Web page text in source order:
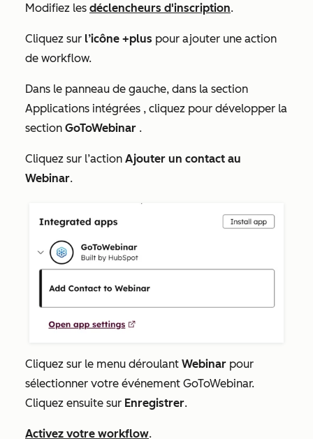
Modifiez les déclencheurs d'inscription.
Cliquez sur l’icône +plus pour ajouter une action
de workflow.
Dans le panneau de gauche, dans la section
Applications intégrées , cliquez pour développer la
section GoToWebinar .
Cliquez sur l’action Ajouter un contact au
Webinar.
Cliquez sur le menu déroulant Webinar pour
sélectionner votre événement GoToWebinar.
Cliquez ensuite sur Enregistrer.
Activez votre workflow.